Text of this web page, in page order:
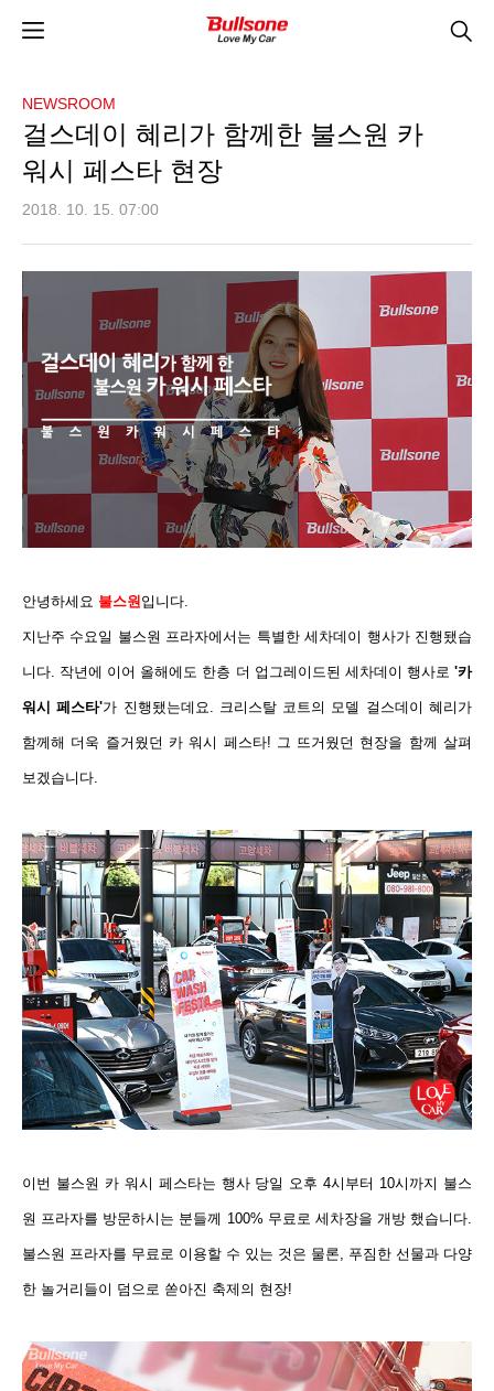
NEWSROOM
걸스데이 혜리가 함께한 불스원 카
워시 페스타 현장
2018. 10. 15. 07:00
안녕하세요 불스원입니다.
지난주 수요일 불스원 프라자에서는 특별한 세차데이 행사가 진행됐습
니다. 작년에 이어 올해에도 한층 더 업그레이드된 세차데이 행사로 '카
워시 페스타'가 진행됐는데요. 크리스탈 코트의 모델 걸스데이 혜리가
함께해 더욱 즐거웠던 카 워시 페스타! 그 뜨거웠던 현장을 함께 살펴
보겠습니다.
이번 불스원 카 워시 페스타는 행사 당일 오후 4시부터 10시까지 불스
원 프라자를 방문하시는 분들께 100% 무료로 세차장을 개방 했습니다.
불스원 프라자를 무료로 이용할 수 있는 것은 물론, 푸짐한 선물과 다양
한 놀거리들이 덤으로 쏟아진 축제의 현장!